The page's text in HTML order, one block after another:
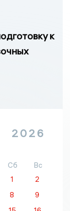
к
2026
Сб
Вс
1
2
8
9